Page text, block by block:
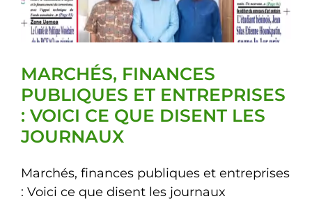
MARCHÉS, FINANCES
PUBLIQUES ET ENTREPRISES
: VOICI CE QUE DISENT LES
JOURNAUX
Marchés, finances publiques et entreprises
: Voici ce que disent les journaux